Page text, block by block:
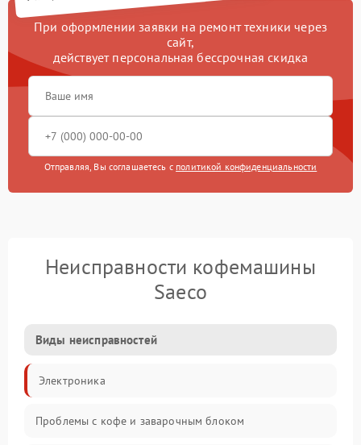
При оформлении заявки на ремонт техники через
сайт,
действует персональная бессрочная скидка
Отправляя, Вы соглашаетесь с политикой конфиденциальности
Неисправности кофемашины
Saeco
Виды неисправностей
Электроника
Проблемы с кофе и заварочным блоком